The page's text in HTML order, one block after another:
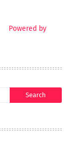
Powered by